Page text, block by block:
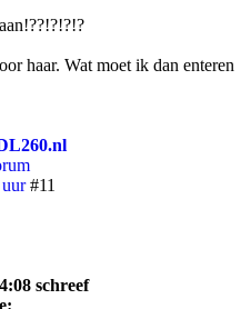
haar. Wat moet ik dan enteren
#11
schreef